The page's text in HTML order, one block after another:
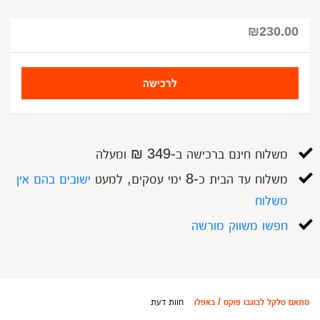
₪230.00
לרכישה
משלוח חינם ברכישה ב-349 ₪ ומעלה
משלוח עד הבית כ-8 ימי עסקים, למעט
ישובים בהם אין
משלוח
חפשו משווק מורשה
מתאם סלקל לבוגבו פוקס / באפלו חוות דעת